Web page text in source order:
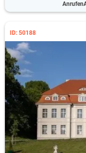
Anrufen
ID: 50188